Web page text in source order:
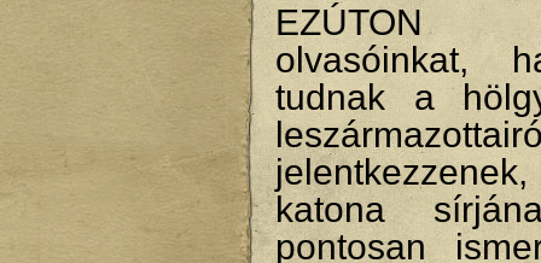
EZÚTON
olvasóinkat,
tudnak a
katona
pontosan